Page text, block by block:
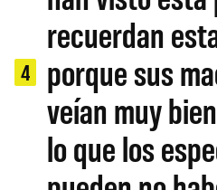
4
recuerdan
porque sus
veían muy
lo que los